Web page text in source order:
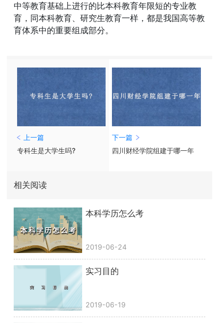
中等教育基础上进行的比本科教育年限短的专业教
育，同本科教育、研究生教育一样，都是我国高等教
育体系中的重要组成部分。
上一篇
专科生是大学生吗?
下一篇
四川财经学院组建于哪一年
相关阅读
本科学历怎么考
2019-06-24
实习目的
2019-06-19